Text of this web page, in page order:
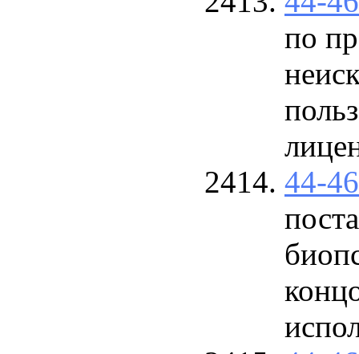
по
44-